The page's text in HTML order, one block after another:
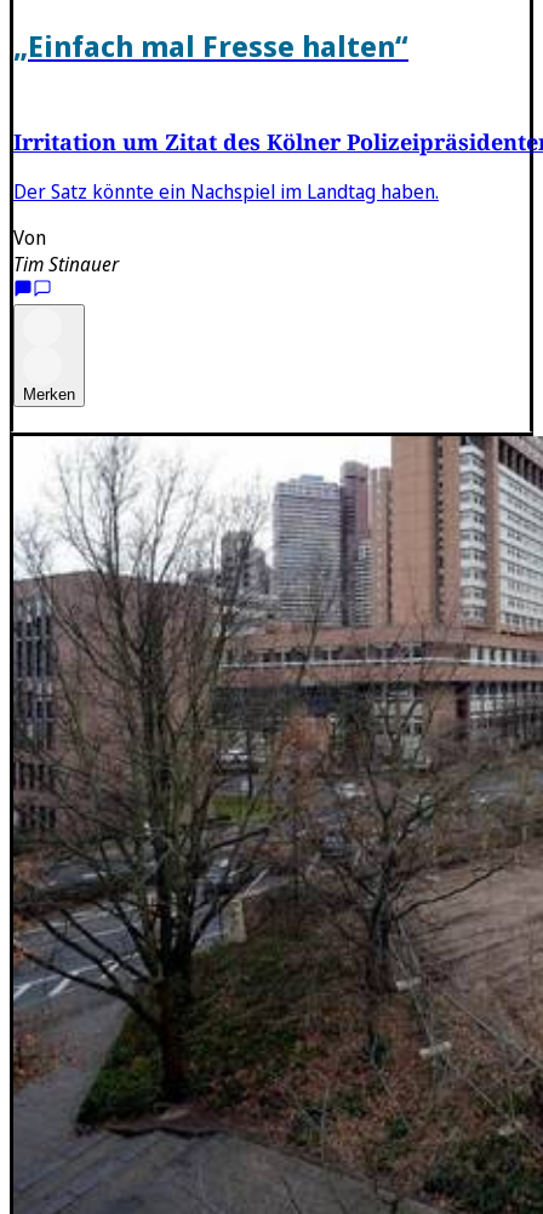
„Einfach mal Fresse halten“
Irritation um Zitat des Kölner
Der Satz könnte ein Nachspiel im Landtag haben.
Von
Tim Stinauer
Merken